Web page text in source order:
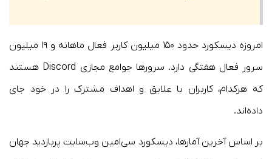
امروزه دیسکورد حدود ۱۵۰ میلیون کاربر فعال ماهانه و ۱۹ میلیون
سرور فعال هفتگی دارد. سرورها جوامع مجازی Discord هستند
که هرکدام، کاربران با علایق و اهداف مشترک را در خود جای
داده‌اند.
بر اساس آخرین آمارها، دیسکورد سی‌امین وب‌سایت پربازدید جهان